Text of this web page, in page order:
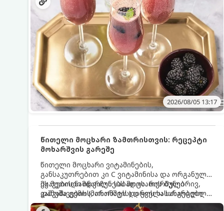
2026/08/05 13:17
წითელი მოცხარი ზამთრისთვის: რეცეპტი
მოხარშვის გარეშე
წითელი მოცხარი ვიტამინების,
განსაკუთრებით კი C ვიტამინისა და ორგანული
მჟავების ნამდვილი საბადოა. თერმული
დამუშავების (მოხარშვის) დროს სასარგებლო
ნივთიერებების დიდი ნაწილი იშლება. ამიტომ,
ეს მეთოდი ინარჩუნებს მოცხარის ბუნებრივ,
კაშკაშა გემოს, არომატს და ყველა სასარგებლო
თვისებას.